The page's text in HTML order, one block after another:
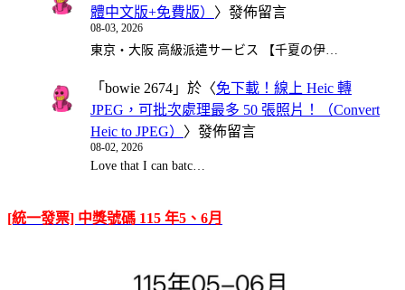
體中文版+免費版） 〉發佈留言
08-03, 2026
東京・大阪 高級派遣サービス 【千夏の伊…
「 bowie 2674 」於〈免下載！線上 Heic 轉
JPEG，可批次處理最多 50 張照片！（Convert
Heic to JPEG） 〉發佈留言
08-02, 2026
Love that I can batc…
[統一發票] 中獎號碼 115 年5、6月